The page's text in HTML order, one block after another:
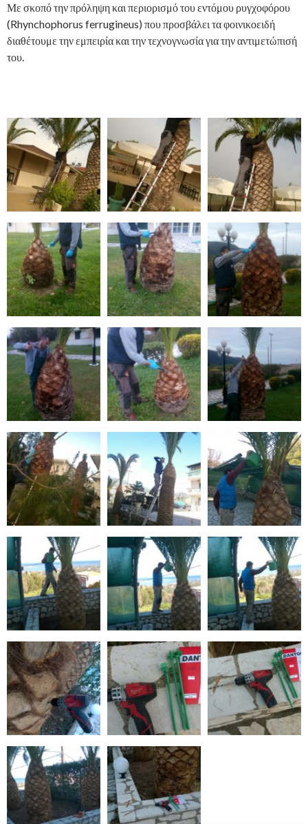
Με σκοπό την πρόληψη και περιορισμό του εντόμου ρυγχοφόρου
(Rhynchophorus ferrugineus) που προσβάλει τα φοινικοειδή
διαθέτουμε την εμπειρία και την τεχνογνωσία για την αντιμετώπισή
του.